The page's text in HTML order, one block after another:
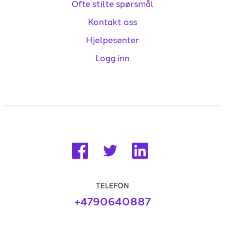
Ofte stilte spørsmål
Kontakt oss
Hjelpesenter
Logg inn
TELEFON
+4790640887